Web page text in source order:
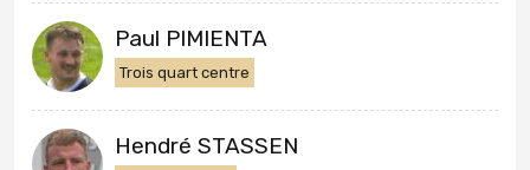
Paul PIMIENTA
Trois quart centre
Hendré STASSEN